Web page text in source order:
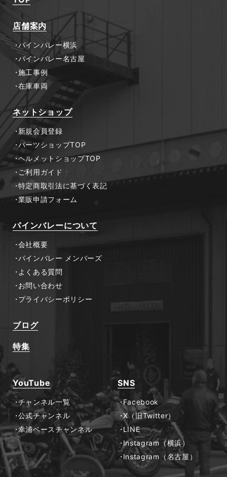
店舗案内
パインバレー横浜
パインバレー名古屋
施工事例
在庫車両
ネットショップ
新規会員登録
パーツショップTOP
ヘルメットショップTOP
ご利用ガイド
特定商取引法に基づく表記
業販申請フォーム
パインバレーについて
会社概要
パインバレー メンバーズ
よくある質問
お問い合わせ
プライバシーポリシー
ブログ
特集
YouTube
チャンネル一覧
公式チャンネル
幸浦ベースチャンネル
SNS
Facebook
X（旧Twitter）
LINE
Instagram（横浜）
Instagram（名古屋）